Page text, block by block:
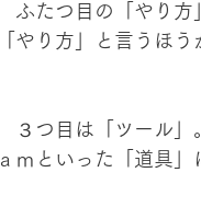
ふたつ目の「やり方
「やり方」と言うほ
３つ目は「ツール」
ａｍといった「道具」